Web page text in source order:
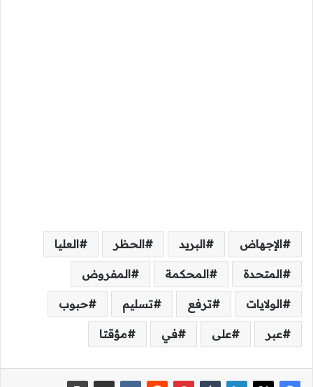
الإجهاض البريد الحظر العليا
المتحدة المحكمة المفروض
الولايات ترفع تسليم حبوب
عبر على في مؤقتا